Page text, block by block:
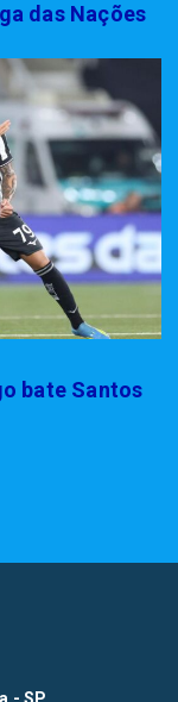
das Nações
bate Santos